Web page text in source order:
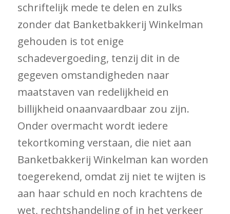
schriftelijk mede te delen en zulks
zonder dat Banketbakkerij Winkelman
gehouden is tot enige
schadevergoeding, tenzij dit in de
gegeven omstandigheden naar
maatstaven van redelijkheid en
billijkheid onaanvaardbaar zou zijn.
Onder overmacht wordt iedere
tekortkoming verstaan, die niet aan
Banketbakkerij Winkelman kan worden
toegerekend, omdat zij niet te wijten is
aan haar schuld en noch krachtens de
wet, rechtshandeling of in het verkeer